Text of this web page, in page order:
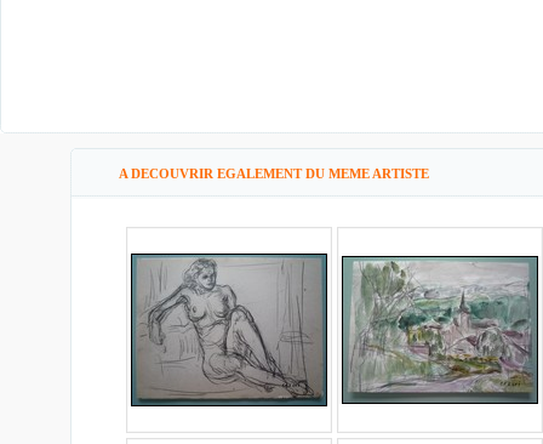
A DECOUVRIR EGALEMENT DU MEME ARTISTE